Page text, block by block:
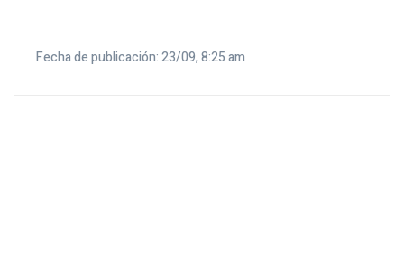
Fecha de publicación: 23/09, 8:25 am